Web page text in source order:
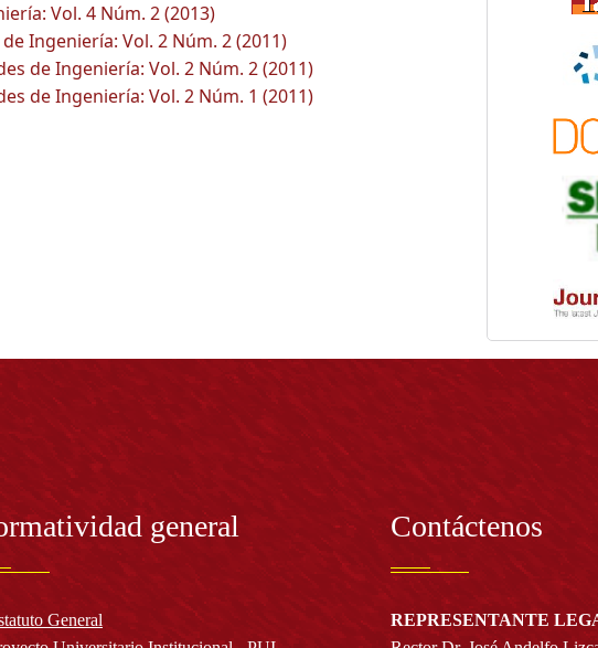
Vol. 4 Núm. 2 (2013)
de Ingeniería: Vol. 2 Núm. 2 (2011)
de Ingeniería: Vol. 2 Núm. 2 (2011)
de Ingeniería: Vol. 2 Núm. 1 (2011)
general
General
Contáctenos
REPRESENTANTE